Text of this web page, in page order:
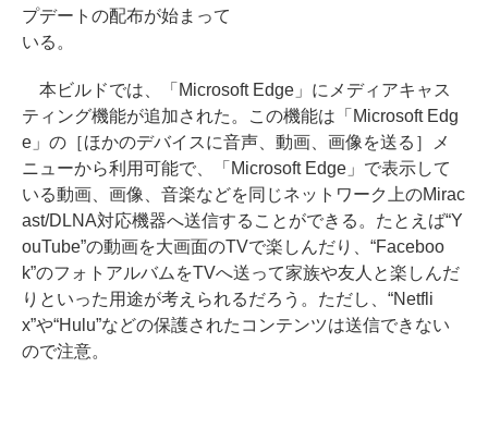
プデートの配布が始まって
いる。
本ビルドでは、「Microsoft Edge」にメディアキャス
ティング機能が追加された。この機能は「Microsoft Edg
e」の［ほかのデバイスに音声、動画、画像を送る］メ
ニューから利用可能で、「Microsoft Edge」で表示して
いる動画、画像、音楽などを同じネットワーク上のMirac
ast/DLNA対応機器へ送信することができる。たとえば“Y
ouTube”の動画を大画面のTVで楽しんだり、“Faceboo
k”のフォトアルバムをTVへ送って家族や友人と楽しんだ
りといった用途が考えられるだろう。ただし、“Netfli
x”や“Hulu”などの保護されたコンテンツは送信できない
ので注意。